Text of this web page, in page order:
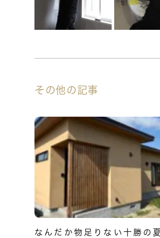
その他の記事
なんだか物足りない十勝の夏